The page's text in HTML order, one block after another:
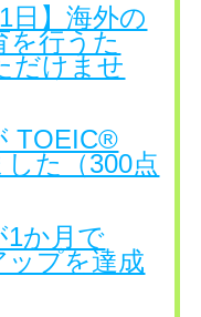
日】海外の
を行うた
だけませ
TOEIC®
た（300点
1か月で
ップを達成